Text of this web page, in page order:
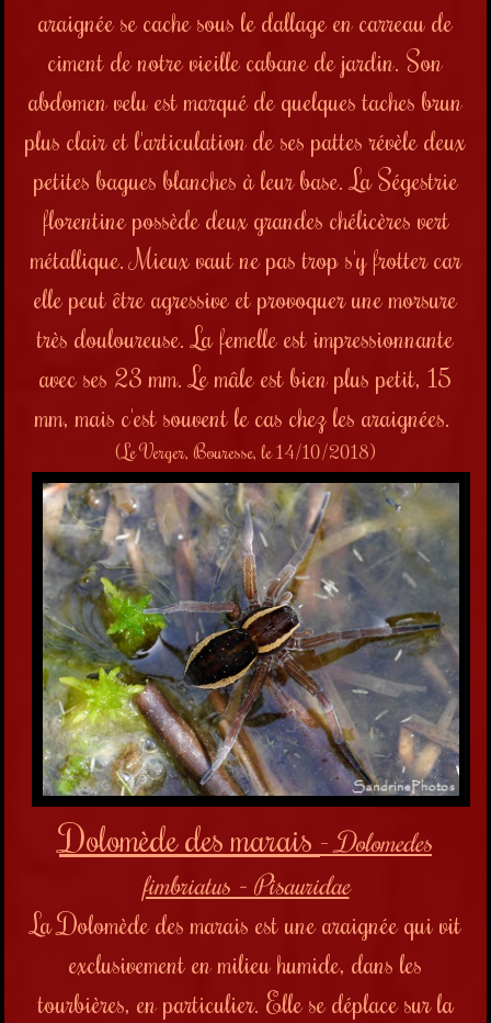
araignée se cache sous le dallage en carreau de
ciment de notre vieille cabane de jardin. Son
abdomen velu est marqué de quelques taches brun
plus clair et l'articulation de ses pattes révèle deux
petites bagues blanches à leur base. La Ségestrie
florentine possède deux grandes chélicères vert
métallique. Mieux vaut ne pas trop s'y frotter car
elle peut être agressive et provoquer une morsure
très douloureuse. La femelle est impressionnante
avec ses 23 mm. Le mâle est bien plus petit, 15
mm, mais c'est souvent le cas chez les araignées.
(Le Verger, Bouresse, le 14/10/2018)
Dolomède des marais -Dolomedes
fimbriatus - Pisauridae
La Dolomède des marais est une araignée qui vit
exclusivement en milieu humide, dans les
tourbières, en particulier. Elle se déplace sur la